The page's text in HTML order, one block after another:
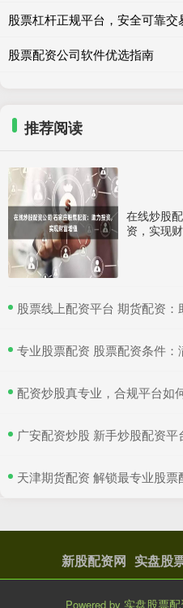
股票杠杆正规平台，安全可靠交
股票配资公司软件优选指南
推荐阅读
在线炒股
资，实现
股票线上配资平台 期货配资
专业股票配资 股票配资条件
配资炒股真专业，合规平台如
广安配资炒股 新手炒股配资
天津期货配资 解锁最专业股
新股配资网 实盘股
Powered by 实盘股票配